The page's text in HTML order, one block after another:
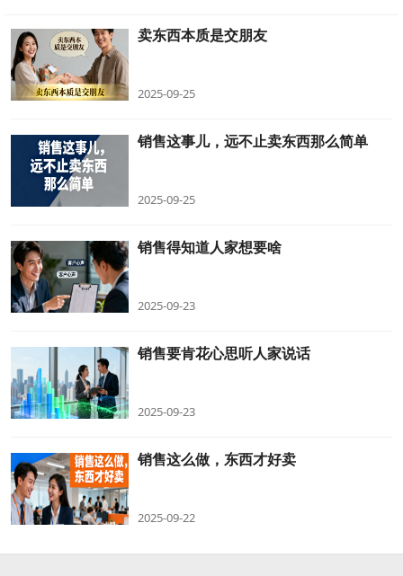
卖东西本质是交朋友
2025-09-25
销售这事儿，远不止卖东西那么简单
2025-09-25
销售得知道人家想要啥
2025-09-23
销售要肯花心思听人家说话
2025-09-23
销售这么做，东西才好卖
2025-09-22